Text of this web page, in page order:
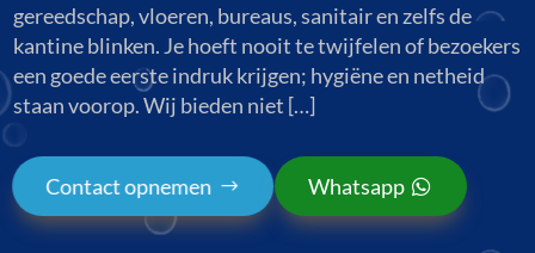
gereedschap, vloeren, bureaus, sanitair en zelfs de
kantine blinken. Je hoeft nooit te twijfelen of bezoekers
een goede eerste indruk krijgen; hygiëne en netheid
staan voorop. Wij bieden niet […]
Contact opnemen Whatsapp